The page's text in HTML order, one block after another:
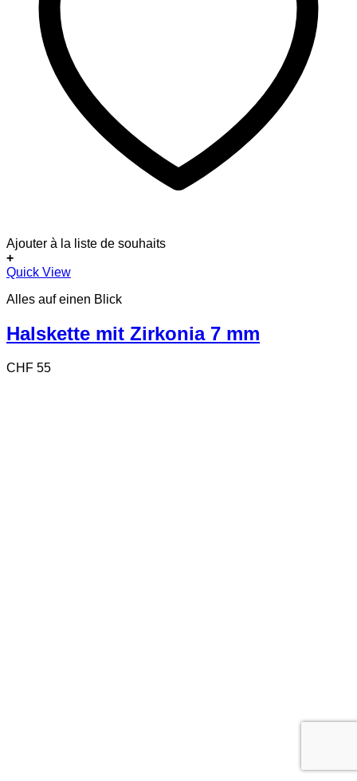
Ajouter à la liste de souhaits
+
Quick View
Alles auf einen Blick
Halskette mit Zirkonia 7 mm
CHF 55